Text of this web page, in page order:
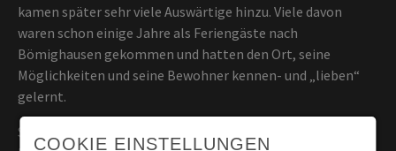
kamen später sehr viele Auswärtige hinzu. Viele davon
waren schon einige Jahre als Feriengäste nach
Bömighausen gekommen und hatten den Ort, seine
Möglichkeiten und seine Bewohner kennen- und „lieben“
gelernt.
So entstand das Baugebiet „Stendergrund" und "Am
COOKIE EINSTELLUNGEN